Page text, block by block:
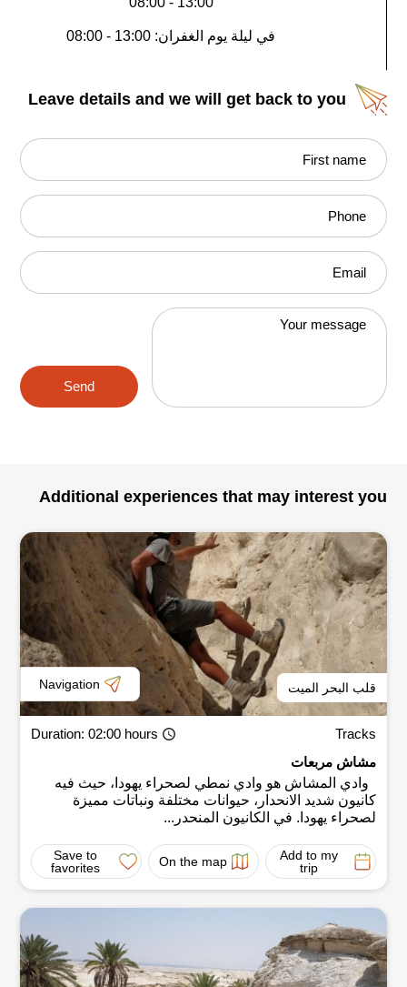
في ليلة يوم الغفران: 13:00 - 08:00
Leave details and we will get back to you
First name
Phone
Email
Your message
Send
Additional experiences that may interest you
قلب البحر الميت Navigation
Tracks
Duration: 02:00 hours
مشاش مربعات
وادي المشاش هو وادي نمطي لصحراء يهودا، حيث فيه
كانيون شديد الانحدار، حيوانات مختلفة ونباتات مميزة
لصحراء يهودا. في الكانيون المنحدر...
Add to my
trip
On the map
Save to
favorites